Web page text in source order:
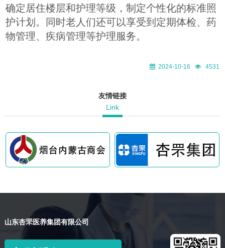
确定居住楼层和护理等级，制定个性化的标准照
护计划。同时老人们还可以享受到定期体检、药
物管理、疾病管理等护理服务。
2024-10-16 4531
友情链接
Link
山东杏罘医养集团有限公司